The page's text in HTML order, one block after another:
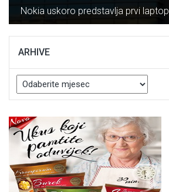
Nokia uskoro predstavlja prvi
ARHIVE
Arhive